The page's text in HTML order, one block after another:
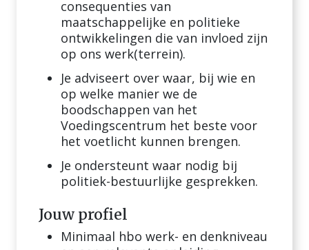
consequenties van
maatschappelijke en politieke
ontwikkelingen die van invloed zijn
op ons werk(terrein).
Je adviseert over waar, bij wie en
op welke manier we de
boodschappen van het
Voedingscentrum het beste voor
het voetlicht kunnen brengen.
Je ondersteunt waar nodig bij
politiek-bestuurlijke gesprekken.
Jouw profiel
Minimaal hbo werk- en denkniveau